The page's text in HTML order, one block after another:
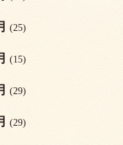
(25)
(15)
(29)
(29)